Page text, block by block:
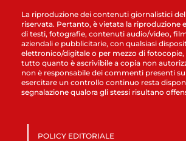
La riproduzione dei contenuti giornalistici
riservata. Pertanto, è vietata la riproduzione
di testi, fotografie, contenuti audio/video,
aziendali e pubblicitarie, con qualsiasi
elettronico/digitale o per mezzo di fotocopie,
tutto quanto è ascrivibile a copia non
non è responsabile dei commenti presenti
esercitare un controllo continuo resta
segnalazione qualora gli stessi risultano
POLICY EDITORIALE